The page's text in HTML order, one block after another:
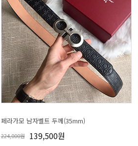
페라가모 남자벨트 두께(35mm)
224,000원 139,500원